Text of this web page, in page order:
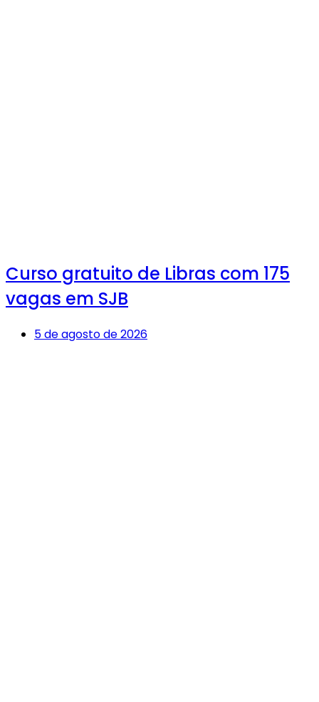
Curso gratuito de Libras com 175
vagas em SJB
5 de agosto de 2026